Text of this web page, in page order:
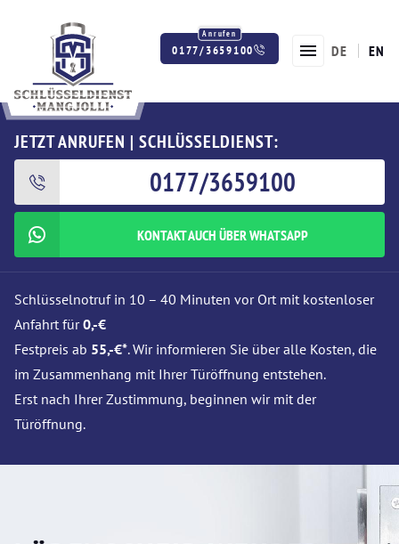
0177/3659100 DE EN
JETZT ANRUFEN | SCHLÜSSELDIENST:
0177/3659100
KONTAKT AUCH ÜBER WHATSAPP
Schlüsselnotruf in 10 – 40 Minuten vor Ort mit kostenloser
Anfahrt für0,-€
Festpreis ab 55,-€*. Wir informieren Sie über alle Kosten, die
im Zusammenhang mit Ihrer Türöffnung entstehen.
Erst nach Ihrer Zustimmung, beginnen wir mit der
Türöffnung.